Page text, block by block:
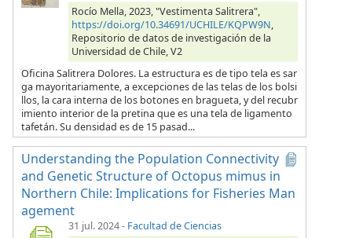
Rocío Mella, 2023, "Vestimenta Salitrera",
https://doi.org/10.34691/UCHILE/KQPW9N,
Repositorio de datos de investigación de la
Universidad de Chile, V2
Oficina Salitrera Dolores. La estructura es de tipo tela es sar
ga mayoritariamente, a excepciones de las telas de los bolsi
llos, la cara interna de los botones en bragueta, y del recubr
imiento interior de la pretina que es una tela de ligamento
tafetán. Su densidad es de 15 pasad...
Understanding the Population Connectivity
and Genetic Structure of Octopus mimus in
Northern Chile: Implications for Fisheries Man
agement
31 jul. 2024- Facultad de Ciencias